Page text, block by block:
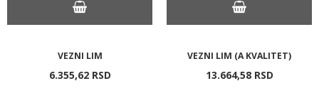
VEZNI LIM
6.355,62 RSD
VEZNI LIM (A KVALITET)
13.664,58 RSD